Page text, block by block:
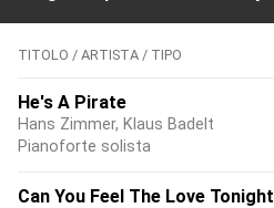
TITOLO / ARTISTA / TIPO
He's A Pirate
Hans Zimmer, Klaus Badelt
Pianoforte solista
Can You Feel The Love Tonight